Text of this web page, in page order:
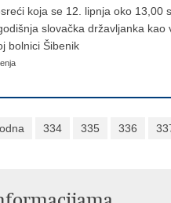
koja se 12. lipnja oko 13,00
slovačka državljanka
bolnici Šibenik
334 335 336